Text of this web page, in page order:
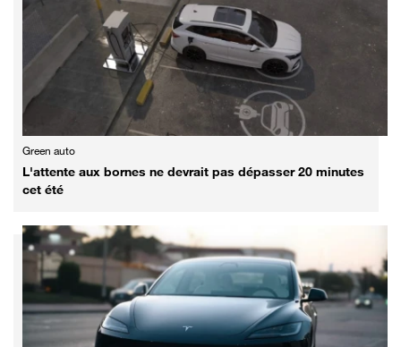
Green auto
L'attente aux bornes ne devrait pas dépasser 20 minutes
cet été